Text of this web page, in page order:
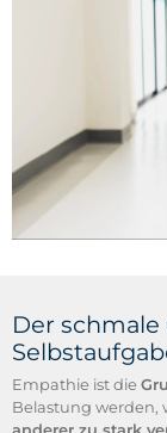
Der
Empathie ist die
Belastung werden,